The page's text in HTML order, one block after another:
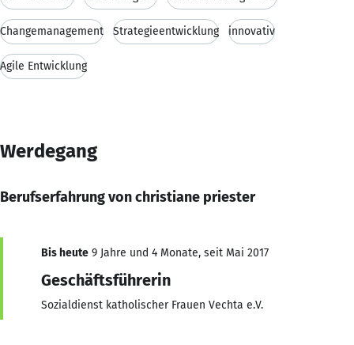
Changemanagement Strategieentwicklung innovativ
Agile Entwicklung
Werdegang
Berufserfahrung von christiane priester
Bis heute 9 Jahre und 4 Monate, seit Mai 2017
Geschäftsführerin
Sozialdienst katholischer Frauen Vechta e.V.